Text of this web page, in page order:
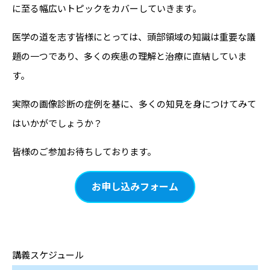
に至る幅広いトピックをカバーしていきます。
医学の道を志す皆様にとっては、頭部領域の知識は重要な議
題の一つであり、多くの疾患の理解と治療に直結していま
す。
実際の画像診断の症例を基に、多くの知見を身につけてみて
はいかがでしょうか？
皆様のご参加お待ちしております。
お申し込みフォーム
講義スケジュール